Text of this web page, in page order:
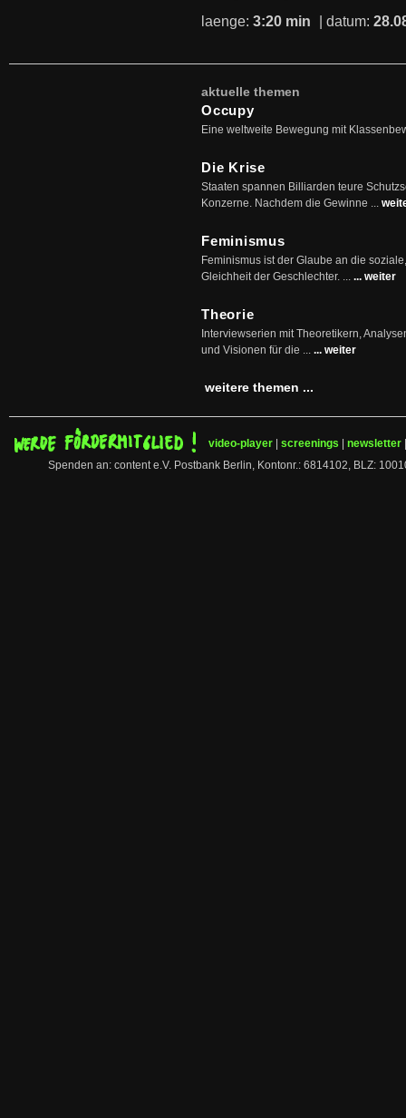
laenge: 3:20 min | datum:
aktuelle themen
Occupy
Eine weltweite Bewegung mit
Die Krise
Staaten spannen Billiarden teure
Konzerne. Nachdem die Gewinne ...
Feminismus
Feminismus ist der Glaube an die
Gleichheit der Geschlechter. ... ... weiter
Theorie
Interviewserien mit Theoretikern,
und Visionen für die ... ... weiter
weitere themen ...
video-player screenings newsletter
Spenden an: content e.V. Postbank Berlin, Kontonr.: 6814102, BLZ: